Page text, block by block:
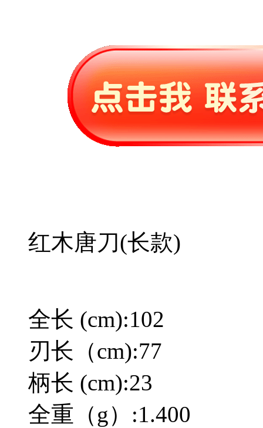
红木唐刀(长款)
全长 (cm):102
刃长（cm):77
柄长 (cm):23
全重（g）:1.400